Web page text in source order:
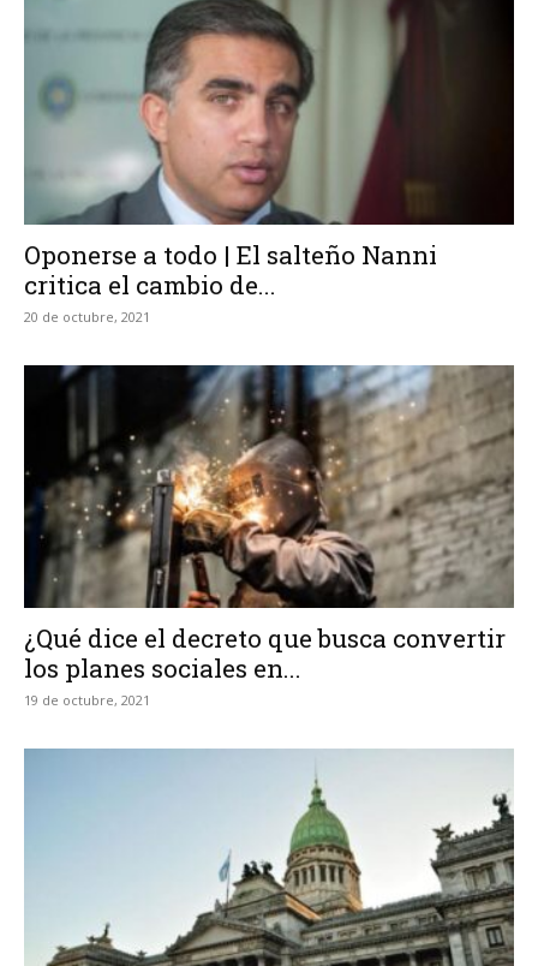
Oponerse a todo | El salteño Nanni
critica el cambio de...
20 de octubre, 2021
¿Qué dice el decreto que busca convertir
los planes sociales en...
19 de octubre, 2021